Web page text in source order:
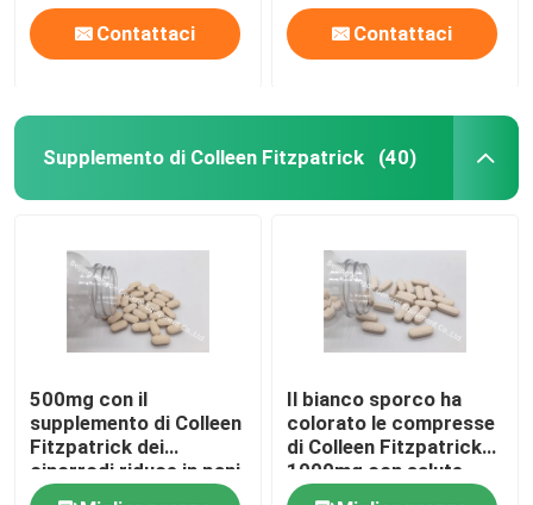
Contattaci Contattaci
Supplemento di Colleen Fitzpatrick (40)
500mg con il
supplemento di Colleen
Fitzpatrick dei
cinorrodi riduce in pani
la protezione
Il bianco sporco ha
colorato le compresse
di Colleen Fitzpatrick
1000mg con salute
immune CT1D della